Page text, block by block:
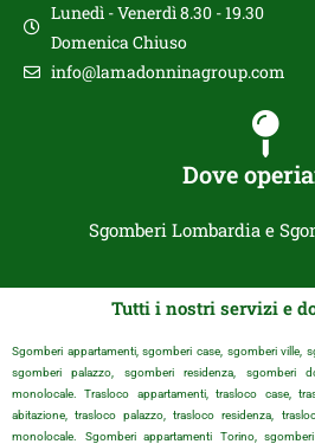
Lunedì - Venerdì 8.30 - 19.30
Domenica Chiuso
info@lamadonninagroup.com
Dove
Sgomberi Lombardia e
Tutti i nostri servizi e
Sgomberi appartamenti, sgomberi case, sgomberi ville,
sgomberi palazzo, sgomberi residenza, sgomberi
monolocale. Trasloco appartamenti, trasloco case,
abitazione, trasloco palazzo, trasloco residenza,
monolocale. Sgomberi appartamenti Torino,